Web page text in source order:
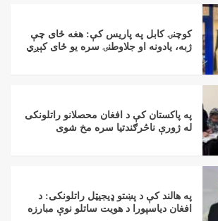
کوچنۍ کابل په پاریس کې: هغه ځای چې
ژبه، یادونه او جلاوطنۍ سره یو ځای کېږي
په پاکستان کې د افغان محصلانو راتلونکی
له ژورې ناڅرګندتیا سره مخ شوی
په هالند کې د پښتو ډیجیټل راتلونکی: د
افغان دیاسپورا د هویت ساتلو نوې مبارزه